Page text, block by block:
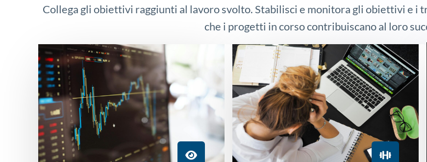
Collega gli obiettivi raggiunti al lavoro svolto. Stabilisci e monitora gli obiettivi e i
che i progetti in corso contribuiscano al loro